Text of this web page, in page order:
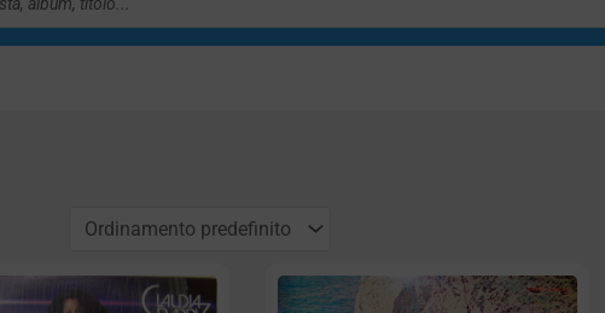
PaginaPaginaPagina Pagina